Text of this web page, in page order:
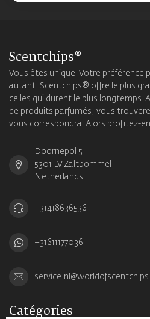
Scentchips®
Vous êtes unique. Votre préférence
autant. Scentchips® offre le plus
celles qui durent le plus longtemps.
de produits parfumés, vous
vous correspondra. Alors profitez-en
Doornepol 5
5301 LV Zaltbommel
Netherlands
+31418636536
+31611177036
Catégories